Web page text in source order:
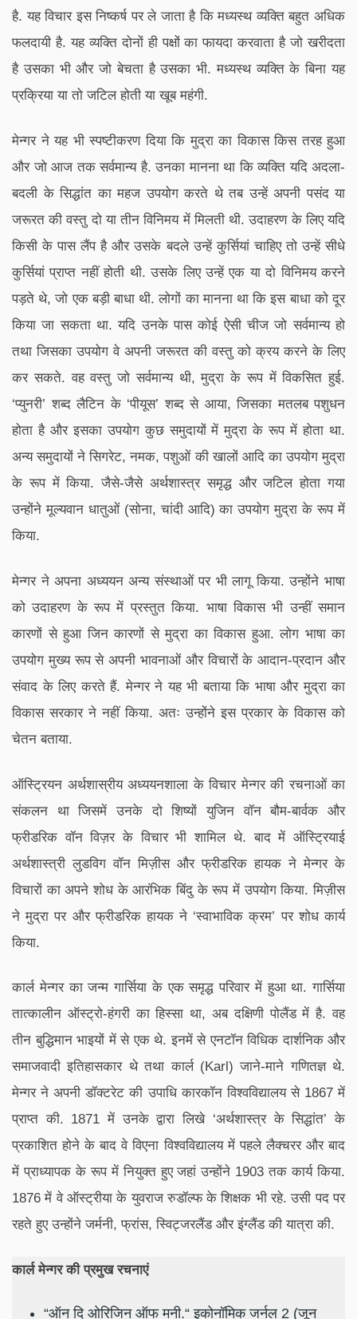
है. यह विचार इस निष्कर्ष पर ले जाता है कि मध्यस्थ व्यक्ति बहुत अधिक
फलदायी है. यह व्यक्ति दोनों ही पक्षों का फायदा करवाता है जो खरीदता
है उसका भी और जो बेचता है उसका भी. मध्यस्थ व्यक्ति के बिना यह
प्रक्रिया या तो जटिल होती या खूब महंगी.
मेन्गर ने यह भी स्पष्टीकरण दिया कि मुद्रा का विकास किस तरह हुआ
और जो आज तक सर्वमान्य है. उनका मानना था कि व्यक्ति यदि अदला-
बदली के सिद्धांत का महज उपयोग करते थे तब उन्हें अपनी पसंद या
जरूरत की वस्तु दो या तीन विनिमय में मिलती थी. उदाहरण के लिए यदि
किसी के पास लैंप है और उसके बदले उन्हें कुर्सियां चाहिए तो उन्हें सीधे
कुर्सियां प्राप्त नहीं होती थी. उसके लिए उन्हें एक या दो विनिमय करने
पड़ते थे, जो एक बड़ी बाधा थी. लोगों का मानना था कि इस बाधा को दूर
किया जा सकता था. यदि उनके पास कोई ऐसी चीज जो सर्वमान्य हो
तथा जिसका उपयोग वे अपनी जरूरत की वस्तु को क्रय करने के लिए
कर सकते. वह वस्तु जो सर्वमान्य थी, मुद्रा के रूप में विकसित हुई.
‘प्युनरी’ शब्द लैटिन के ‘पीयूस’ शब्द से आया, जिसका मतलब पशुधन
होता है और इसका उपयोग कुछ समुदायों में मुद्रा के रूप में होता था.
अन्य समुदायों ने सिगरेट, नमक, पशुओं की खालों आदि का उपयोग मुद्रा
के रूप में किया. जैसे-जैसे अर्थशास्त्र समृद्ध और जटिल होता गया
उन्होंने मूल्यवान धातुओं (सोना, चांदी आदि) का उपयोग मुद्रा के रूप में
किया.
मेन्गर ने अपना अध्ययन अन्य संस्थाओं पर भी लागू किया. उन्होंने भाषा
को उदाहरण के रूप में प्रस्तुत किया. भाषा विकास भी उन्हीं समान
कारणों से हुआ जिन कारणों से मुद्रा का विकास हुआ. लोग भाषा का
उपयोग मुख्य रूप से अपनी भावनाओं और विचारों के आदान-प्रदान और
संवाद के लिए करते हैं. मेन्गर ने यह भी बताया कि भाषा और मुद्रा का
विकास सरकार ने नहीं किया. अतः उन्होंने इस प्रकार के विकास को
चेतन बताया.
ऑस्ट्रियन अर्थशास्रीय अध्ययनशाला के विचार मेन्गर की रचनाओं का
संकलन था जिसमें उनके दो शिष्यों युजिन वॉन बौम-बार्वक और
फ्रीडरिक वॉन विज़र के विचार भी शामिल थे. बाद में ऑस्ट्रियाई
अर्थशास्त्री लुडविग वॉन मिज़ीस और फ्रीडरिक हायक ने मेन्गर के
विचारों का अपने शोध के आरंभिक बिंदु के रूप में उपयोग किया. मिज़ीस
ने मुद्रा पर और फ्रीडरिक हायक ने ‘स्वाभाविक क्रम’ पर शोध कार्य
किया.
कार्ल मेन्गर का जन्म गार्सिया के एक समृद्ध परिवार में हुआ था. गार्सिया
तात्कालीन ऑस्ट्रो-हंगरी का हिस्सा था, अब दक्षिणी पोलैंड में है. वह
तीन बुद्धिमान भाइयों में से एक थे. इनमें से एनटॉन विधिक दार्शनिक और
समाजवादी इतिहासकार थे तथा कार्ल (Karl) जाने-माने गणितज्ञ थे.
मेन्गर ने अपनी डॉक्टरेट की उपाधि कारकॉन विश्वविद्यालय से 1867 में
प्राप्त की. 1871 में उनके द्वारा लिखे ‘अर्थशास्त्र के सिद्धांत’ के
प्रकाशित होने के बाद वे विएना विश्वविद्यालय में पहले लैक्चरर और बाद
में प्राध्यापक के रूप में नियुक्त हुए जहां उन्होंने 1903 तक कार्य किया.
1876 में वे ऑस्ट्रीया के युवराज रुडॉल्फ के शिक्षक भी रहे. उसी पद पर
रहते हुए उन्होंने जर्मनी, फ्रांस, स्विट्जरलैंड और इंग्लैंड की यात्रा की.
कार्ल मेन्गर की प्रमुख रचनाएं
“ऑन दि ओरिजिन ऑफ मनी.“ इकोनॉमिक जर्नल 2 (जून